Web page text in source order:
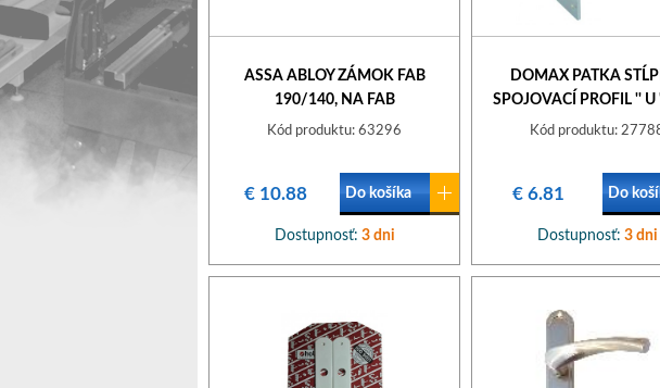
ASSA ABLOY ZÁMOK FAB
190/140, NA FAB
Kód produktu: 63296
€ 10.88 Do košíka
Dostupnosť: 3 dni
DOMAX PATKA
SPOJOVACÍ PROFIL '' U
100 X 100, ZINOK
Kód produktu:
€ 6.81 Do
Dostupnosť: 3 dni